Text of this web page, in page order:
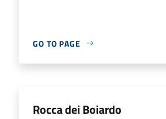
GO TO PAGE
Rocca dei Boiardo